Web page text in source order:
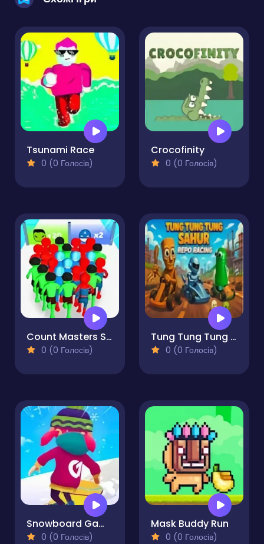
Tsunami Race
0 (0 Голосів)
Crocofinity
0 (0 Голосів)
Count Masters Superhero
0 (0 Голосів)
Tung Tung Tung Sahur REPO Racing
0 (0 Голосів)
Snowboard Game Party
0 (0 Голосів)
Mask Buddy Run
0 (0 Голосів)